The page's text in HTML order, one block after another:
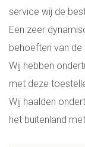
service wij de
Een zeer
behoeften van de
Wij hebben
met deze
Wij haalden
het buitenland